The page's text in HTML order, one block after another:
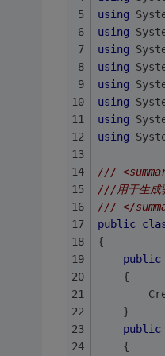
using
using
using
using
using
using
using
using
///
///用于生成
/// </
public
{
public
	{
    }
public
    {